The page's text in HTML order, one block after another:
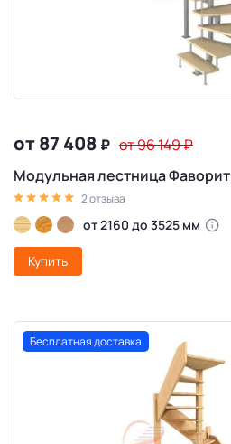
от 87 408 ₽ от 96 149₽
Модульная лестница Фаворит
2 отзыва
от 2160 до 3525 мм
Купить
Бесплатная доставка